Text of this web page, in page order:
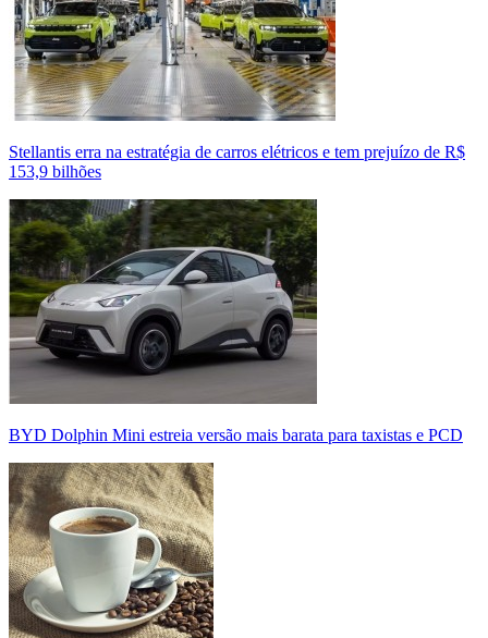
Stellantis erra na estratégia de carros elétricos e tem prejuízo de R$
153,9 bilhões
BYD Dolphin Mini estreia versão mais barata para taxistas e PCD